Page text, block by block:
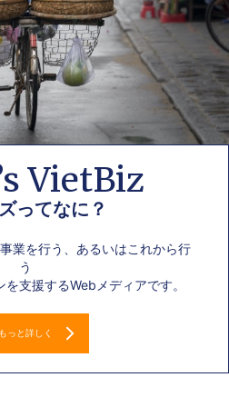
VietBiz
ってなに？
業を行う、あるいはこれから行
う
支援するWebメディアです。
もっと詳しく